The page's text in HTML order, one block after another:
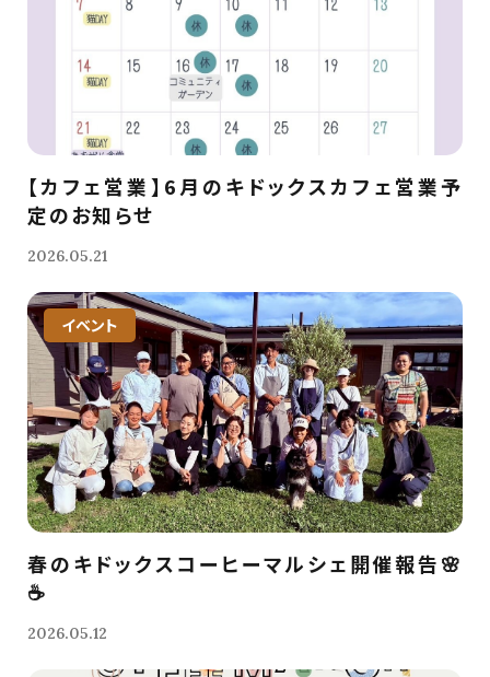
【カフェ営業】6月のキドックスカフェ営業予
定のお知らせ
2026.05.21
イベント
春のキドックスコーヒーマルシェ開催報告🌸
☕️
2026.05.12